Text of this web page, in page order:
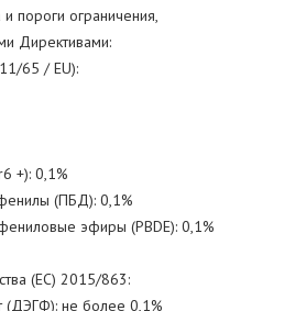
пороги ограничения,
Директивами:
65 / EU):
+): 0,1%
(ПБД): 0,1%
эфиры (PBDE): 0,1%
(ЕС) 2015/863:
(ДЭГФ): не более 0,1%